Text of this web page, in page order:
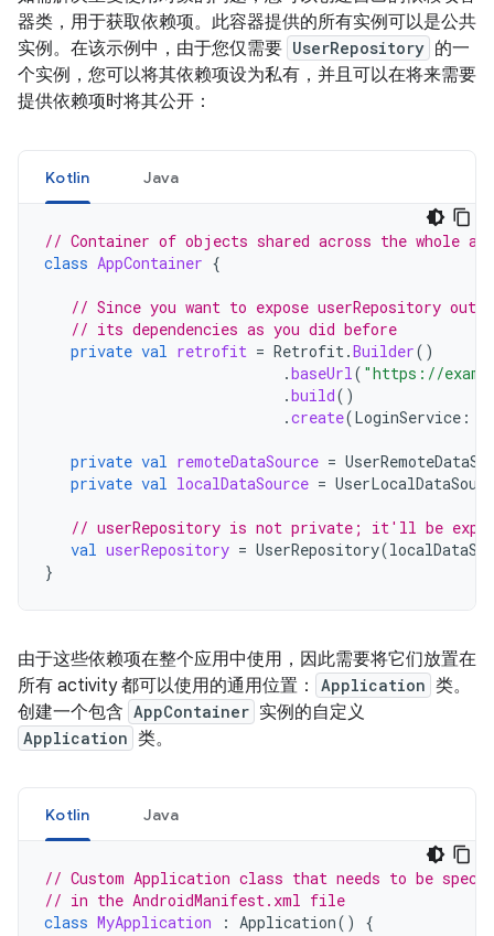
器类，用于获取依赖项。 此容器提供的所有实例可以是公共
实例。在该示例中，由于您仅需要 UserRepository 的一
个实例，您可以将其依赖项设为私有，并且可以在将来需要
提供依赖项时将其公开：
Kotlin Java
// Container of objects shared across the whole app
class AppContainer {
// Since you want to expose userRepository
// its dependencies as you did before
private val retrofit = Retrofit.Builder()
.baseUrl( "https://
.build()
.create(LoginService ::
private val remoteDataSource =
private val localDataSource =
// userRepository is not private; it'll be
val userRepository = UserRepository(
}
由于这些依赖项在整个应用中使用，因此需要将它们放置在
所有 activity 都可以使用的通用位置：
Application 类。
创建一个包含 AppContainer 实例的自定义
Application 类。
Kotlin Java
// Custom Application class that needs to be
// in the AndroidManifest.xml file
class MyApplication : Application() {